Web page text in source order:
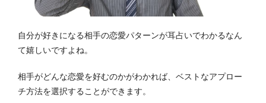
自分が好きになる相手の恋愛パターンが耳占いでわかるなん
て嬉しいですよね。
相手がどんな恋愛を好むのかがわかれば、ベストなアプロー
チ方法を選択することができます。